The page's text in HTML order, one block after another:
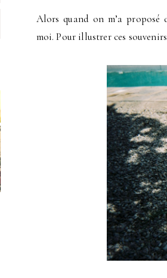
Alors quand on m’a proposé
moi. Pour illustrer ces